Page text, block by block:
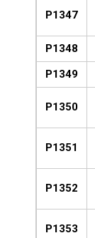
P1347
P1348
P1349
P1350
P1351
P1352
P1353